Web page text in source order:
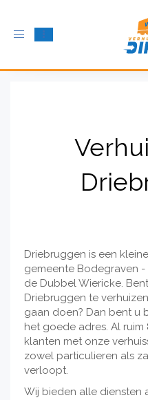
Schakel
Driebruggen is een
gemeente Bodegraven -
de Dubbel Wiericke.
Driebruggen te
gaan doen? Dan bent u
het goede adres. Al
klanten met onze
zowel particulieren als
verloopt.
Wij bieden alle diensten